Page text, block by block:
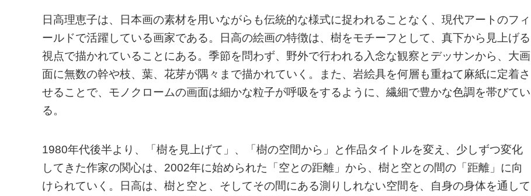
日高理恵子は、日本画の素材を用いながらも伝統的な様式に捉われることなく、現代アートのフィ
ールドで活躍している画家である。日高の絵画の特徴は、樹をモチーフとして、真下から見上げる
視点で描かれていることにある。季節を問わず、野外で行われる入念な観察とデッサンから、大画
面に無数の幹や枝、葉、花芽が隅々まで描かれていく。また、岩絵具を何層も重ねて麻紙に定着さ
せることで、モノクロームの画面は細かな粒子が呼吸をするように、繊細で豊かな色調を帯びてい
る。
1980年代後半より、「樹を見上げて」、「樹の空間から」と作品タイトルを変え、少しずつ変化
してきた作家の関心は、2002年に始められた「空との距離」から、樹と空との間の「距離」に向
けられていく。日高は、樹と空と、そしてその間にある測りしれない空間を、自身の身体を通して